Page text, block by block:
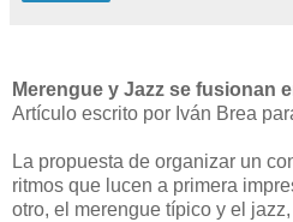
Merengue y Jazz se fusionan
Artículo escrito por Iván Brea
La propuesta de organizar un
ritmos que lucen a primera
otro, el merengue típico y el